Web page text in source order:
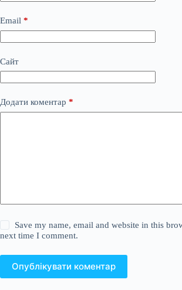
Email *
Сайт
Додати коментар *
Save my name, email and website in this
next time I comment.
Опублікувати коментар